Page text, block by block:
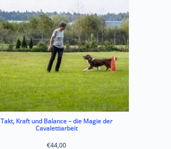
Takt, Kraft und Balance – die Magie der
Cavalettiarbeit
€44,00